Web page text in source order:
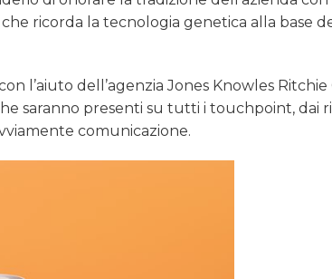
ricorda la tecnologia genetica alla base
l’aiuto dell’agenzia Jones Knowles
saranno presenti su tutti i touchpoint, dai
comunicazione.